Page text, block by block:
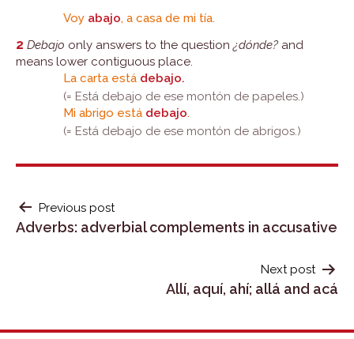
Voy abajo, a casa de mi tía.
2 Debajo only answers to the question¿dónde? and
means lower contiguous place.
La carta está debajo.
(= Está debajo de ese montón de papeles.)
Mi abrigo está debajo.
(= Está debajo de ese montón de abrigos.)
POST
NAVIGATION
Previous post
Adverbs: adverbial complements in accusative
Next post
Allí, aquí, ahí; allá and acá